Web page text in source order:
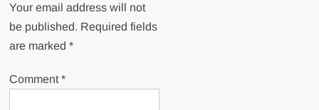
Your email address will not
be published. Required fields
are marked*
Comment*